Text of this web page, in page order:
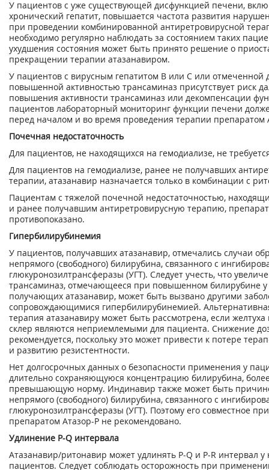
У пациентов с уже существующей дисфункцией печени,
хронический гепатит, повышается частота развития
при проведении комбинированной антиретровирусной
необходимо регулярно наблюдать за состоянием таких
ухудшения состояния может быть принято решение о
прекращении терапии атазанавиром.
У пациентов с вирусным гепатитом В или С или отмеченной
повышенной активностью трансаминаз присутствует риск
повышения активности трансаминаз или декомпенсации
пациентов лабораторный мониторинг функции печени
перед началом и во время проведения терапии препаратом
Почечная недостаточность
Для пациентов, не находящихся на гемодиализе, не
Для пациентов на гемодиализе, ранее не получавших
терапии, атазанавир назначается только в комбинации с
Пациентам с тяжелой почечной недостаточностью,
и ранее получавшим антиретровирусную терапию,
противопоказано.
Гипербилирубинемия
У пациентов, получавших атазанавир, отмечались случаи
непрямого (свободного) билирубина, связанного с
глюкуронозилтрансферазы (УГТ). Следует учесть, что
трансаминаз, отмечающееся при повышенном билирубине у
получающих атазанавир, может быть вызвано другими
сопровождающимися гипербилирубинемией.
терапия атазанавиру может быть рассмотрена, если
склер являются неприемлемыми для пациента. Снижение
рекомендуется, поскольку это может привести к потере
и развитию резистентности.
Нет долгосрочных данных о безопасности применения у
длительно сохраняющуюся концентрацию билирубина,
превышающую норму. Индинавир также может быть
непрямого (свободного) билирубина, связанного с
глюкуронозилтрансферазы (УГТ). Поэтому его совместное
препаратом Атазор-Р не рекомендовано.
Удлинение P-Q интервала
Атазанавир/ритонавир может удлинять P-Q и P-R интервал у
пациентов. Следует соблюдать осторожность при